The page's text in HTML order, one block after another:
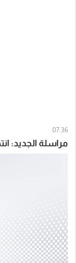
07:36
مراسلة الجديد: